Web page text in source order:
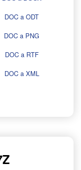
DOC a ODT
DOC a PNG
DOC a RTF
DOC a XML